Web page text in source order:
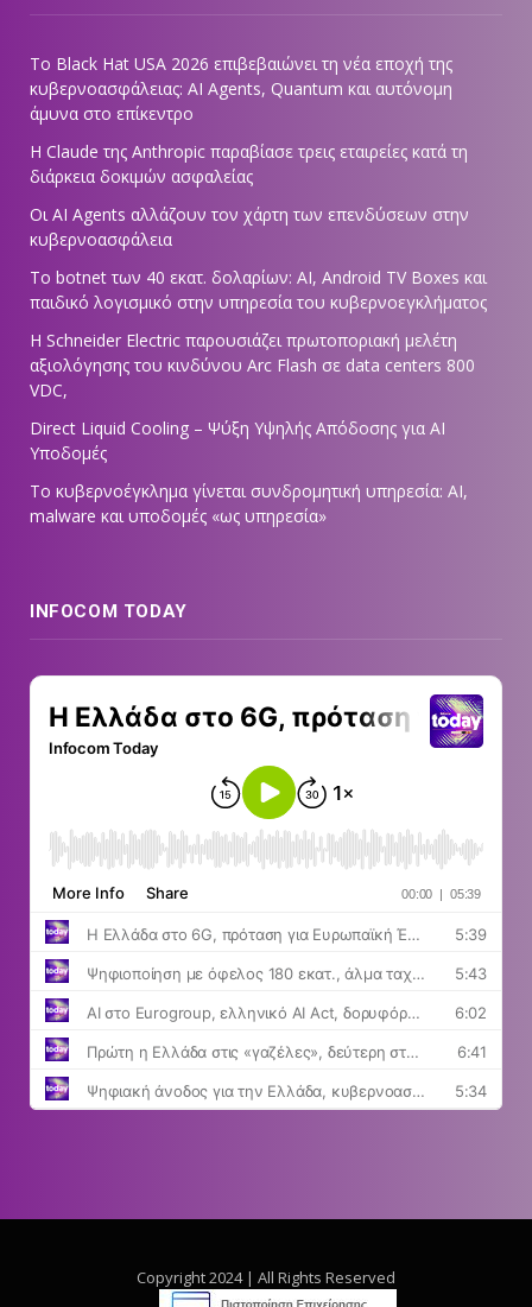
Το Black Hat USA 2026 επιβεβαιώνει τη νέα εποχή της
κυβερνοασφάλειας: AI Agents, Quantum και αυτόνομη
άμυνα στο επίκεντρο
Η Claude της Anthropic παραβίασε τρεις εταιρείες κατά τη
διάρκεια δοκιμών ασφαλείας
Οι AI Agents αλλάζουν τον χάρτη των επενδύσεων στην
κυβερνοασφάλεια
Το botnet των 40 εκατ. δολαρίων: AI, Android TV Boxes και
παιδικό λογισμικό στην υπηρεσία του κυβερνοεγκλήματος
Η Schneider Electric παρουσιάζει πρωτοποριακή μελέτη
αξιολόγησης του κινδύνου Arc Flash σε data centers 800
VDC,
Direct Liquid Cooling – Ψύξη Υψηλής Απόδοσης για AI
Υποδομές
Το κυβερνοέγκλημα γίνεται συνδρομητική υπηρεσία: AI,
malware και υποδομές «ως υπηρεσία»
INFOCOM TODAY
Copyright 2024 | All Rights Reserved